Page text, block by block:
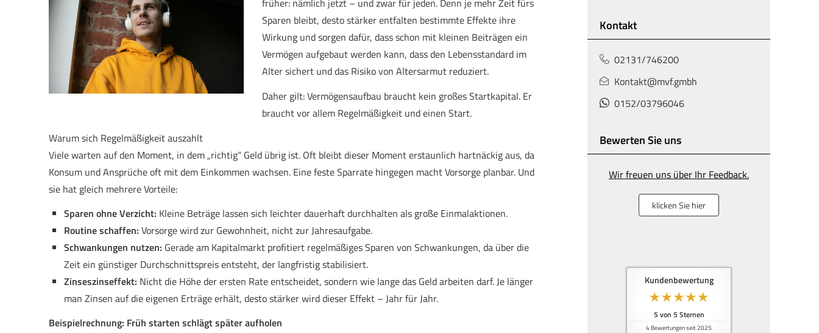
Kontakt
02131/746200
Kontakt@mvf.gmbh
0152/03796046
Bewerten Sie uns
Wir freuen uns über Ihr Feedback.
klicken Sie hier
Kundenbewertung
5 von 5 Sternen
4Bewertungen seit 2025
früher: nämlich jetzt – und zwar für jeden. Denn je mehr Zeit fürs
Sparen bleibt, desto stärker entfalten bestimmte Effekte ihre
Wirkung und sorgen dafür, dass schon mit kleinen Beiträgen ein
Vermögen aufgebaut werden kann, dass den Lebensstandard im
Alter sichert und das Risiko von Altersarmut reduziert.
Daher gilt: Vermögensaufbau braucht kein großes Startkapital. Er
braucht vor allem Regelmäßigkeit und einen Start.
Warum sich Regelmäßigkeit auszahlt
Viele warten auf den Moment, in dem „richtig“ Geld übrig ist. Oft bleibt dieser Moment erstaunlich hartnäckig aus, da
Konsum und Ansprüche oft mit dem Einkommen wachsen. Eine feste Sparrate hingegen macht Vorsorge planbar. Und
sie hat gleich mehrere Vorteile:
Sparen ohne Verzicht: Kleine Beträge lassen sich leichter dauerhaft durchhalten als große Einmalaktionen.
Routine schaffen: Vorsorge wird zur Gewohnheit, nicht zur Jahresaufgabe.
Schwankungen nutzen: Gerade am Kapitalmarkt profitiert regelmäßiges Sparen von Schwankungen, da über die
Zeit ein günstiger Durchschnittspreis entsteht, der langfristig stabilisiert.
Zinseszinseffekt: Nicht die Höhe der ersten Rate entscheidet, sondern wie lange das Geld arbeiten darf. Je länger
man Zinsen auf die eigenen Erträge erhält, desto stärker wird dieser Effekt – Jahr für Jahr.
Beispielrechnung: Früh starten schlägt später aufholen